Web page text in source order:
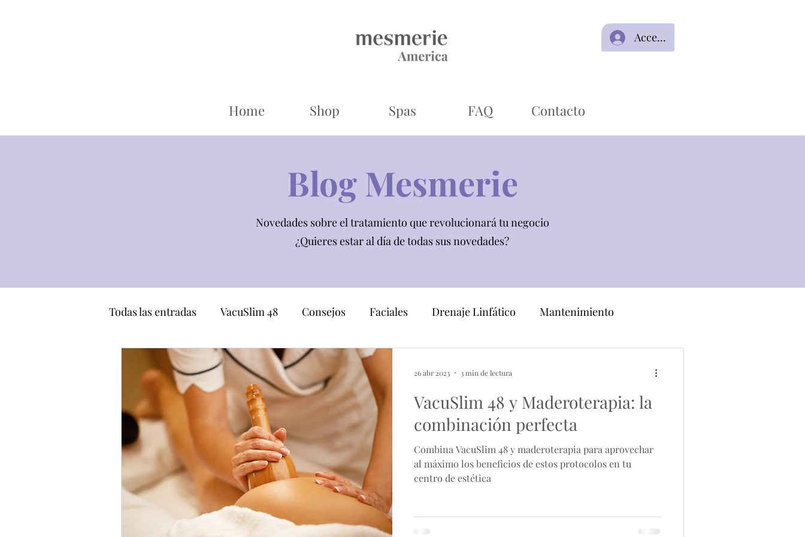
Acceso
Home Shop Spas FAQ Contacto
Blog Mesmerie
Novedades sobre el tratamiento que revolucionará tu negocio
¿Quieres estar al día de todas sus novedades?
Todas las entradas VacuSlim 48 Consejos Faciales Drenaje Linfático Mantenimiento
Ingredientes Maderoterapia Combinaciones
VacuSlim 48 y Maderoterapia: la
combinación perfecta
Combina VacuSlim 48 y maderoterapia para aprovechar
al máximo los beneficios de estos protocolos en tu
centro de estética
26 abr 2023 3 min de lectura